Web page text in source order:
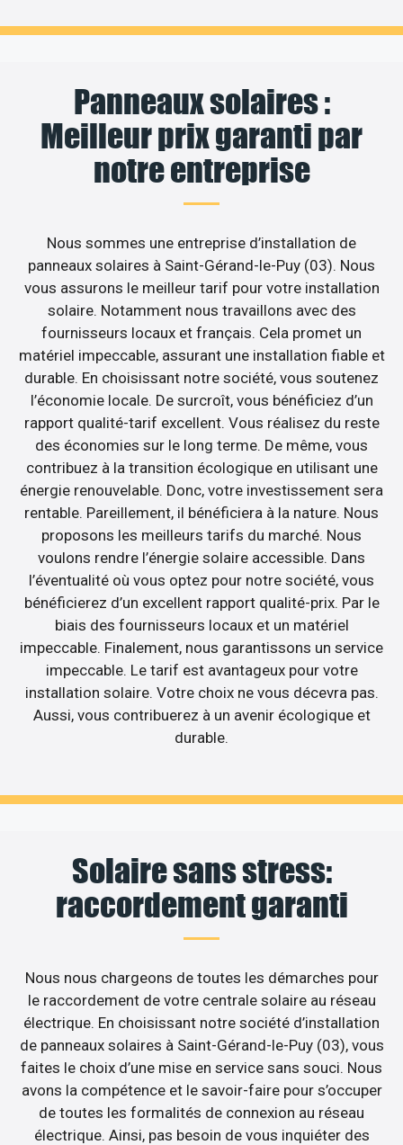
Panneaux solaires :
Meilleur prix garanti par
notre entreprise
Nous sommes une entreprise d’installation de
panneaux solaires à Saint-Gérand-le-Puy (03). Nous
vous assurons le meilleur tarif pour votre installation
solaire. Notamment nous travaillons avec des
fournisseurs locaux et français. Cela promet un
matériel impeccable, assurant une installation fiable et
durable. En choisissant notre société, vous soutenez
l’économie locale. De surcroît, vous bénéficiez d’un
rapport qualité-tarif excellent. Vous réalisez du reste
des économies sur le long terme. De même, vous
contribuez à la transition écologique en utilisant une
énergie renouvelable. Donc, votre investissement sera
rentable. Pareillement, il bénéficiera à la nature. Nous
proposons les meilleurs tarifs du marché. Nous
voulons rendre l’énergie solaire accessible. Dans
l’éventualité où vous optez pour notre société, vous
bénéficierez d’un excellent rapport qualité-prix. Par le
biais des fournisseurs locaux et un matériel
impeccable. Finalement, nous garantissons un service
impeccable. Le tarif est avantageux pour votre
installation solaire. Votre choix ne vous décevra pas.
Aussi, vous contribuerez à un avenir écologique et
durable.
Solaire sans stress:
raccordement garanti
Nous nous chargeons de toutes les démarches pour
le raccordement de votre centrale solaire au réseau
électrique. En choisissant notre société d’installation
de panneaux solaires à Saint-Gérand-le-Puy (03), vous
faites le choix d’une mise en service sans souci. Nous
avons la compétence et le savoir-faire pour s’occuper
de toutes les formalités de connexion au réseau
électrique. Ainsi, pas besoin de vous inquiéter des